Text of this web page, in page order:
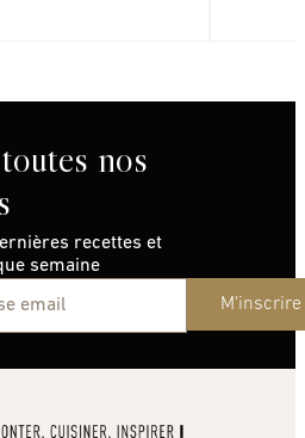
nos
recettes et
semaine
M'inscrire